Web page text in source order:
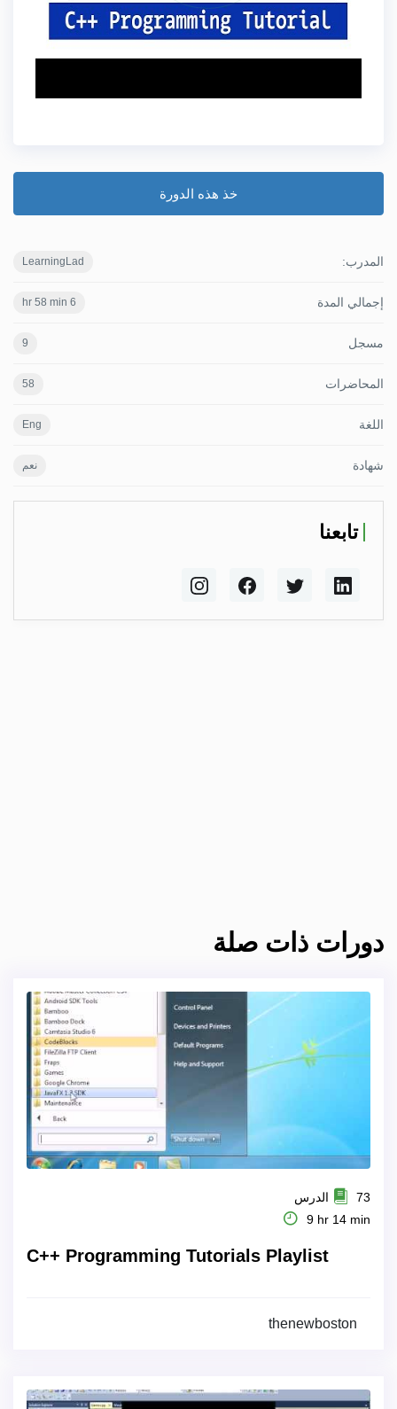
خذ هذه الدورة
المدرب: LearningLad
إجمالي المدة 6 hr 58 min
مسجل 9
المحاضرات 58
اللغة Eng
شهادة نعم
تابعنا
دورات ذات صلة
73 الدرس
9 hr 14 min
C++ Programming Tutorials Playlist
thenewboston